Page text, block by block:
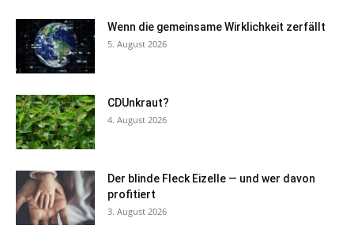
Wenn die gemeinsame Wirklichkeit zerfällt
5. August 2026
CDUnkraut?
4. August 2026
Der blinde Fleck Eizelle — und wer davon
profitiert
3. August 2026